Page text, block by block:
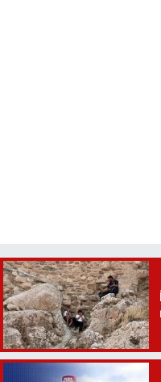
TEBRİK
TEKNOLOJİ
Turizm